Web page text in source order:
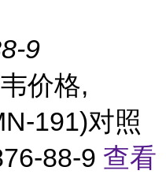
9
价格,
191)对照
88-9 查看